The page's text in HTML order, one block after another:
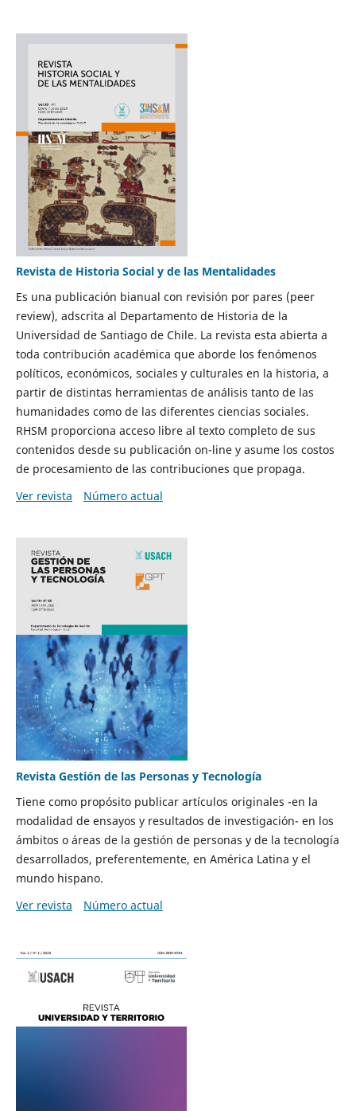
Revista de Historia Social y de las Mentalidades
Es una publicación bianual con revisión por pares (peer
review), adscrita al Departamento de Historia de la
Universidad de Santiago de Chile. La revista esta abierta a
toda contribución académica que aborde los fenómenos
políticos, económicos, sociales y culturales en la historia, a
partir de distintas herramientas de análisis tanto de las
humanidades como de las diferentes ciencias sociales.
RHSM proporciona acceso libre al texto completo de sus
contenidos desde su publicación on-line y asume los costos
de procesamiento de las contribuciones que propaga.
Ver revista
Número actual
Revista Gestión de las Personas y Tecnología
Tiene como propósito publicar artículos originales -en la
modalidad de ensayos y resultados de investigación- en los
ámbitos o áreas de la gestión de personas y de la tecnología
desarrollados, preferentemente, en América Latina y el
mundo hispano.
Ver revista
Número actual